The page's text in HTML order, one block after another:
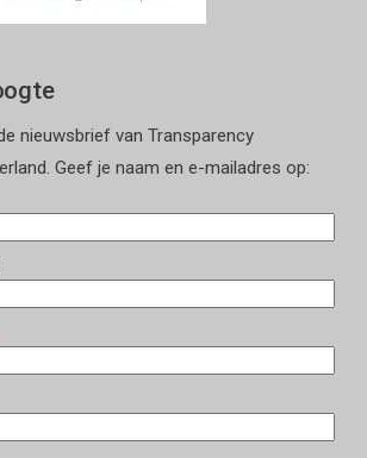
nieuwsbrief van Transparency
Geef je naam en e-mailadres op: